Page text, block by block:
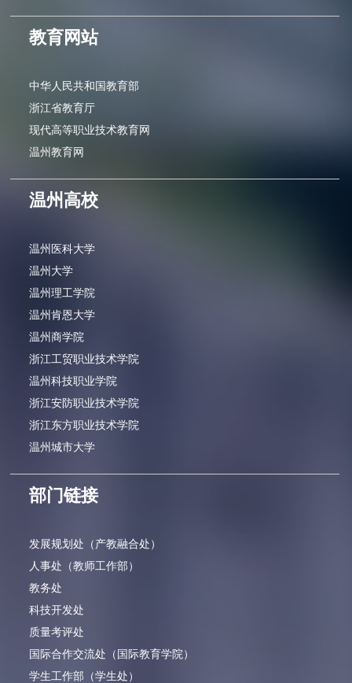
教育网站
中华人民共和国教育部
浙江省教育厅
现代高等职业技术教育网
温州教育网
温州高校
温州医科大学
温州大学
温州理工学院
温州肯恩大学
温州商学院
浙江工贸职业技术学院
温州科技职业学院
浙江安防职业技术学院
浙江东方职业技术学院
温州城市大学
部门链接
发展规划处（产教融合处）
人事处（教师工作部）
教务处
科技开发处
质量考评处
国际合作交流处（国际教育学院）
学生工作部（学生处）